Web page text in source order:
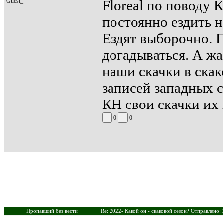
Floreal по поводу
постоянно ездить
Ездят выборочно.
догадываться. А
наши скачки в
записей западных
КН свои скачки их
0 0
Пропавший без вести Re: 2022- Какой он - скаковой сезон?